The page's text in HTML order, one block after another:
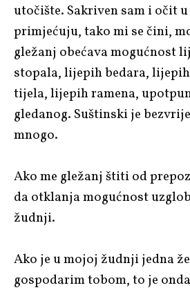
utočište. Sakriven sam i očit
primjećuju, tako mi se čini,
gležanj obećava mogućnost
stopala, lijepih bedara,
tijela, lijepih ramena,
gledanog. Suštinski je
mnogo.
Ako me gležanj štiti od
da otklanja mogućnost
žudnji.
Ako je u mojoj žudnji jedna
gospodarim tobom, to je